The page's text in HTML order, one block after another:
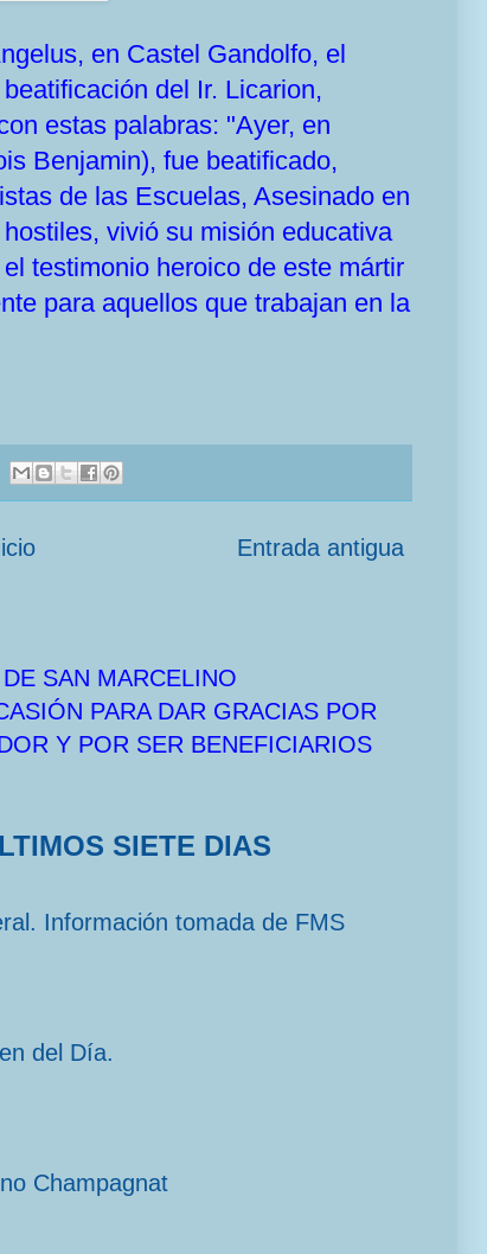
en Castel Gandolfo, el
del Ir. Licarion,
estas palabras: "Ayer, en
Benjamin), fue beatificado,
de las Escuelas, Asesinado en
vivió su misión educativa
testimonio heroico de este mártir
para aquellos que trabajan en la
Entrada antigua
SAN MARCELINO
PARA DAR GRACIAS POR
Y POR SER BENEFICIARIOS
SIETE DIAS
Información tomada de FMS
del Día.
Champagnat